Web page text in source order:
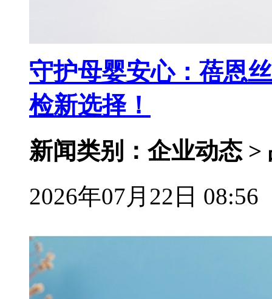
守护母婴安心：蓓恩
检新选择！
新闻类别：企业动态 >
2026年07月22日 08:56